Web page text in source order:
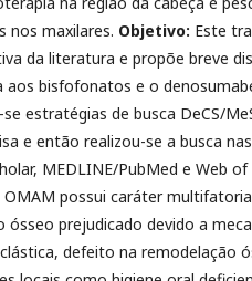
nos maxilares. Objetivo: Este
da literatura e propõe breve
aos bisfofonatos e o
estratégias de busca DeCS/
e então realizou-se a busca
MEDLINE/PubMed e Web of
possui caráter
ósseo prejudicado devido a
defeito na remodelação